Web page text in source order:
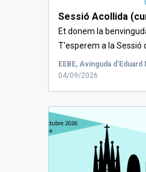
Sessió Acollida
Et donem la
T'esperem a la Sessió
04/09/2026